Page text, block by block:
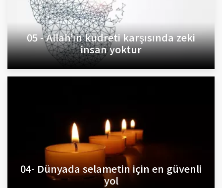
05 - Allah’ın kudreti karşısında zeki
insan yoktur
04- Dünyada selametin için en güvenli
yol